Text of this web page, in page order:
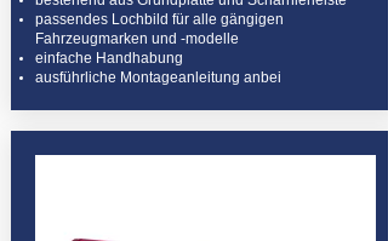
passendes Lochbild für alle gängigen
Fahrzeugmarken und -modelle
einfache Handhabung
ausführliche Montageanleitung anbei